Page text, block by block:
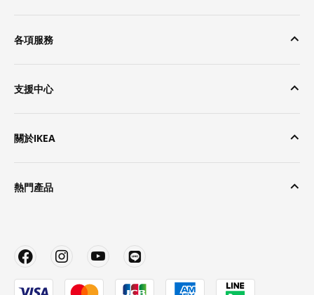
各項服務
支援中心
關於IKEA
熱門產品